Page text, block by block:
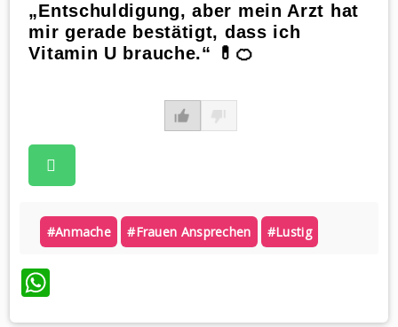
„Entschuldigung, aber mein Arzt hat
mir gerade bestätigt, dass ich
Vitamin U brauche.“ 💊🍊
#anmache #frauen Ansprechen #lustig
WhatsApp